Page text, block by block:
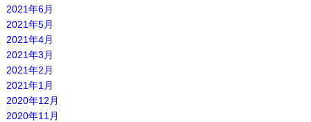
2021年6月
2021年5月
2021年4月
2021年3月
2021年2月
2021年1月
2020年12月
2020年11月